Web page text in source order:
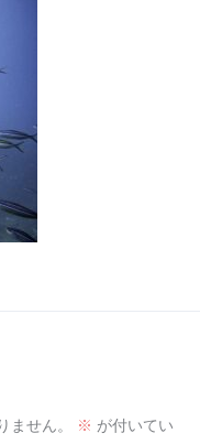
ません。 ※ が付いてい